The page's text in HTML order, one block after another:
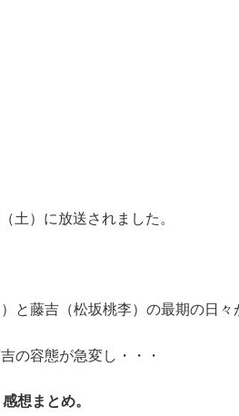
土）に放送されました。
と藤吉（松坂桃李）の最期の日々
の容態が急変し・・・
想まとめ。